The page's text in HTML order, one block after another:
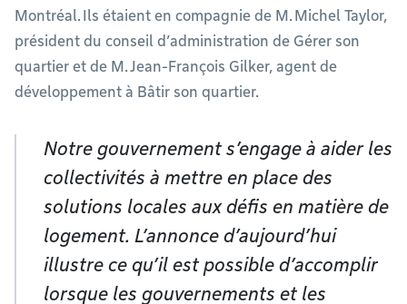
Montréal. Ils étaient en compagnie de M. Michel Taylor,
président du conseil d’administration de Gérer son
quartier et de M. Jean-François Gilker, agent de
développement à Bâtir son quartier.
Notre gouvernement s’engage à aider les
collectivités à mettre en place des
solutions locales aux défis en matière de
logement. L’annonce d’aujourd’hui
illustre ce qu’il est possible d’accomplir
lorsque les gouvernements et les